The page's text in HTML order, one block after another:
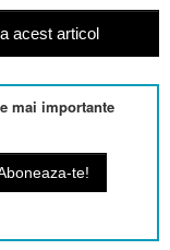
acest articol
mai importante